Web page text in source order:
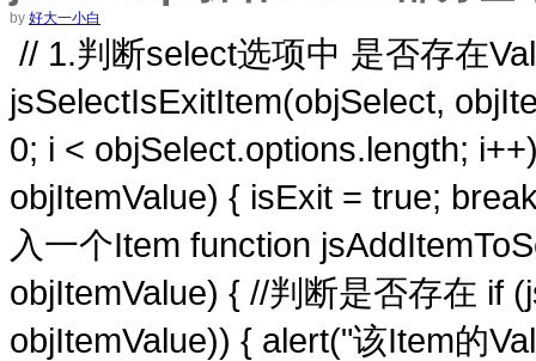
by 好大一小白
// 1.判断select选项中 是否存在
jsSelectIsExitItem(objSelect,
0; i < objSelect.options.length;
objItemValue) { isExit = true;
入一个Item function
objItemValue) { //判断是否存在 if
objItemValue)) { alert("该Item的